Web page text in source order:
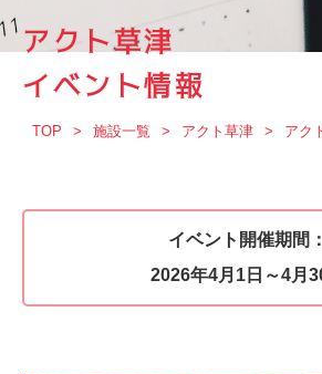
アクト草津
イベント情報
TOP 施設一覧 アクト草津
アク
イベント開催期間：
2026年4月1日～4月